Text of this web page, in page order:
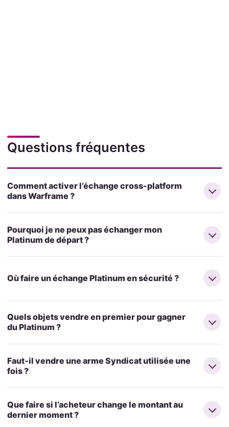
Questions fréquentes
Comment activer l’échange cross-platform
dans Warframe ?
Pourquoi je ne peux pas échanger mon
Platinum de départ ?
Où faire un échange Platinum en sécurité ?
Quels objets vendre en premier pour gagner
du Platinum ?
Faut-il vendre une arme Syndicat utilisée une
fois ?
Que faire si l’acheteur change le montant au
dernier moment ?